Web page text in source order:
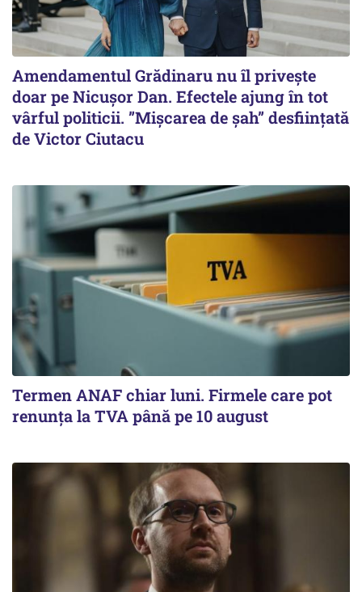
Amendamentul Grădinaru nu îl privește
doar pe Nicușor Dan. Efectele ajung în tot
vârful politicii. ”Mișcarea de șah” desființată
de Victor Ciutacu
Termen ANAF chiar luni. Firmele care pot
renunța la TVA până pe 10 august